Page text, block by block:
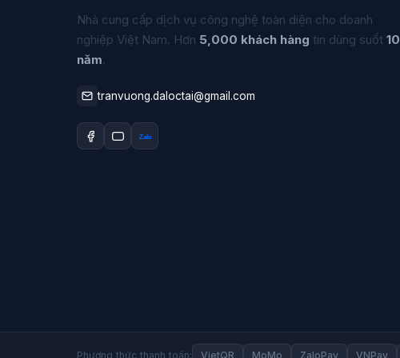
Nhà cung cấp dịch vụ công nghệ toàn diện cho doanh
nghiệp Việt Nam. Hơn 5,000 khách hàng tin dùng suốt 10
năm.
tranvuong.daloctai@gmail.com
Zalo
Phương thức thanh toán: VietQR MoMo ZaloPay VNPay